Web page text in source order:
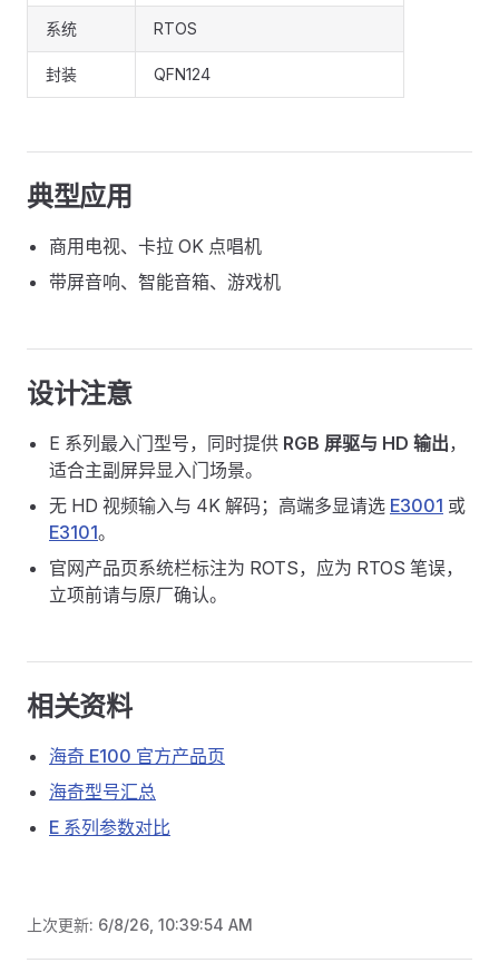
系统 RTOS
封装 QFN124
典型应用
商用电视、卡拉 OK 点唱机
带屏音响、智能音箱、游戏机
设计注意
E 系列最入门型号，同时提供 RGB 屏驱与 HD 输出，
适合主副屏异显入门场景。
无 HD 视频输入与 4K 解码；高端多显请选 E3001 或
E3101。
官网产品页系统栏标注为 ROTS，应为 RTOS 笔误，
立项前请与原厂确认。
相关资料
海奇 E100 官方产品页
海奇型号汇总
E 系列参数对比
上次更新: 6/8/26, 10:39:54 AM